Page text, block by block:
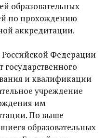
образовательных
по прохождению
аккредитации.
Российской Федерации
государственного
и квалификации
учреждение
им
По выше
образовательных